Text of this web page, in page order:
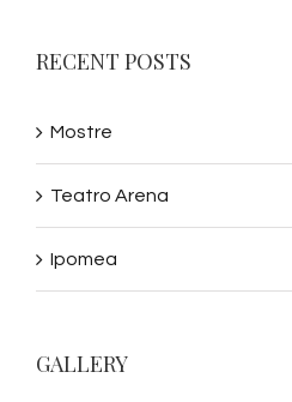
RECENT POSTS
Mostre
Teatro Arena
Ipomea
GALLERY